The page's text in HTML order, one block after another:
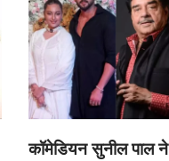
कॉमेडियन सुनील पाल